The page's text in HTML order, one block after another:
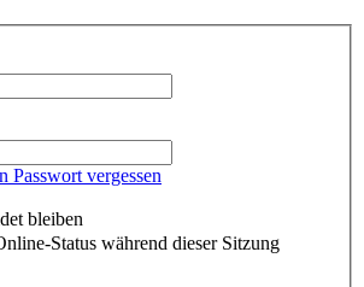
Passwort vergessen
bleiben
Status während dieser Sitzung